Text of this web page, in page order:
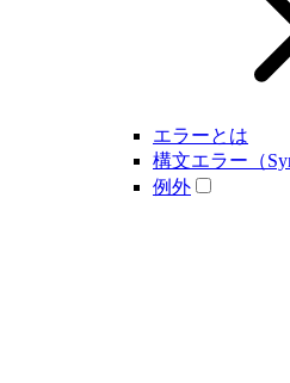
エラーとは
構文エラー（
例外